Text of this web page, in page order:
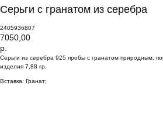
Серьги с гранатом из серебра
2405936807
7050,00
р.
Серьги из серебра 925 пробы с гранатом природным,
изделия 7,88 гр.
Вставка: Гранат;